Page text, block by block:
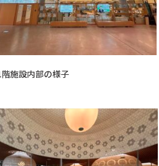
部の様子